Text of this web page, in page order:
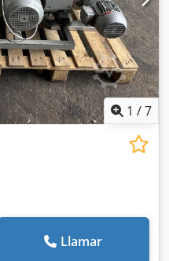
1 /7
Llamar